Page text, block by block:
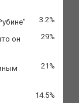
3.2%
он
29%
21%
14.5%